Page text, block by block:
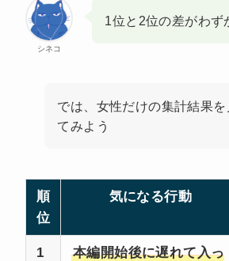
シネコ
1位と2位の差がわず
では、女性だけの集計結果を
てみよう
順
位
気になる行動
1
本編開始後に遅れて入っ